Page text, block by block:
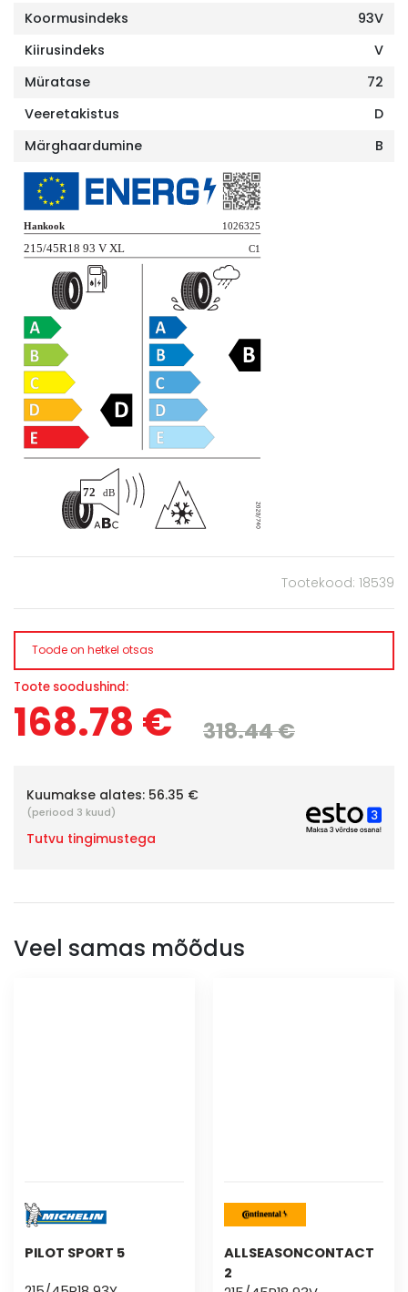
Koormusindeks
93V
Kiirusindeks
V
Müratase
72
Veeretakistus
D
Märghaardumine
B
Tootekood: 18539
Toode on hetkel otsas
Toote soodushind:
168.78 € 318.44 €
Kuumakse alates: 56.35 €
(periood 3 kuud)
Tutvu tingimustega
Veel samas mõõdus
PILOT SPORT 5
ALLSEASONCONTACT
2